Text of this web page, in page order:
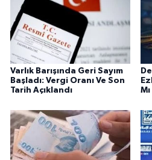
Varlık Barışında Geri Sayım
Başladı: Vergi Oranı Ve Son
Tarih Açıklandı